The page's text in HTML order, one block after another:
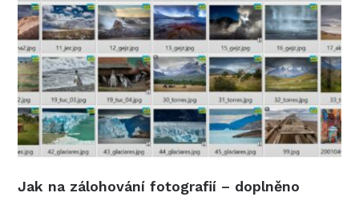
Jak na zálohování fotografií – doplněno